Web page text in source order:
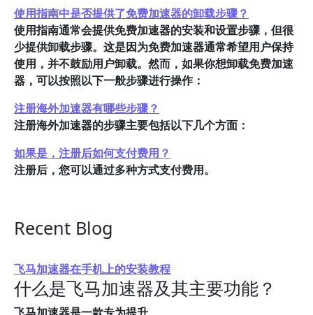
使用指南中是否提供了免费加速器的卸载步骤？
使用指南通常会提供免费加速器的安装和设置步骤，但很
少提供卸载步骤。这是因为免费加速器通常希望用户保持
使用，并不鼓励用户卸载。然而，如果你想卸载免费加速
器，可以按照以下一般步骤进行操作：
注册海外加速器有哪些步骤？
注册海外加速器的步骤主要包括以下几个方面：
如果是，注册后如何支付费用？
注册后，您可以通过多种方式支付费用。
Recent Blog
飞马加速器在手机上的安装教程
什么是飞马加速器及其主要功能？